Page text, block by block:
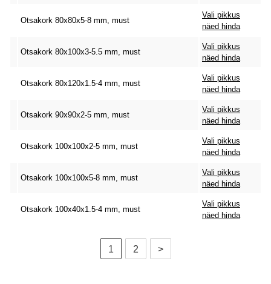
Otsakork 80x80x5-8 mm, must
Vali pikkus
näed hinda
Otsakork 80x100x3-5.5 mm, must
Vali pikkus
näed hinda
Otsakork 80x120x1.5-4 mm, must
Vali pikkus
näed hinda
Otsakork 90x90x2-5 mm, must
Vali pikkus
näed hinda
Otsakork 100x100x2-5 mm, must
Vali pikkus
näed hinda
Otsakork 100x100x5-8 mm, must
Vali pikkus
näed hinda
Otsakork 100x40x1.5-4 mm, must
Vali pikkus
näed hinda
1 2 >